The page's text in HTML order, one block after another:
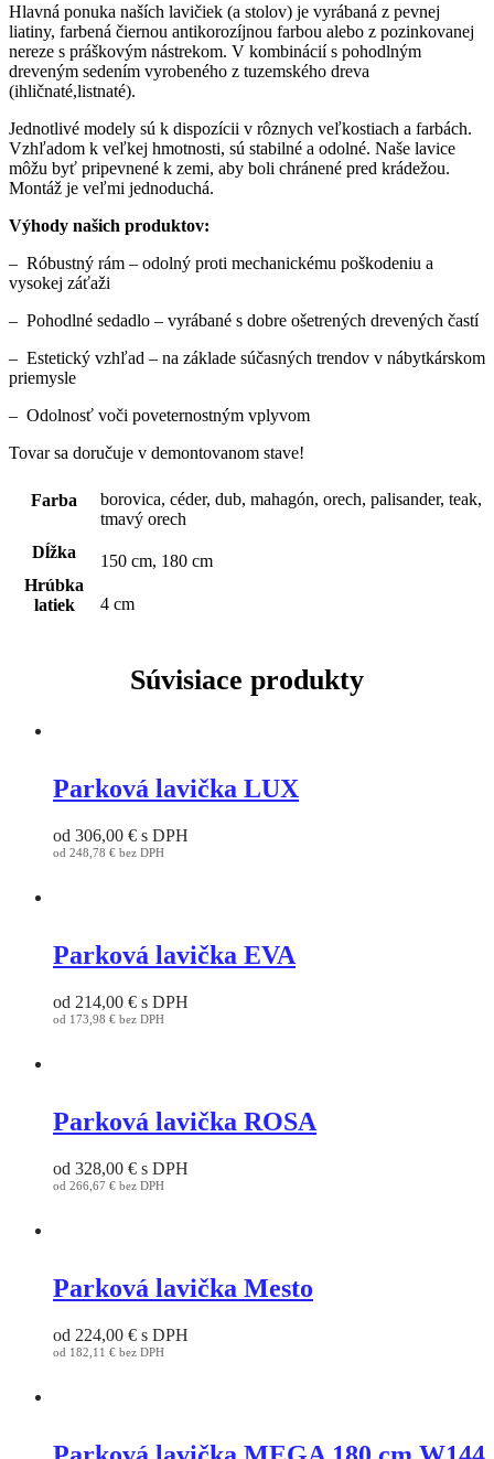
Hlavná ponuka naších lavičiek (a stolov) je vyrábaná z pevnej
liatiny, farbená čiernou antikorozíjnou farbou alebo z pozinkovanej
nereze s práškovým nástrekom. V kombinácií s pohodlným
dreveným sedením vyrobeného z tuzemského dreva
(ihličnaté,listnaté).
Jednotlivé modely sú k dispozícii v rôznych veľkostiach a farbách.
Vzhľadom k veľkej hmotnosti, sú stabilné a odolné. Naše lavice
môžu byť pripevnené k zemi, aby boli chránené pred krádežou.
Montáž je veľmi jednoduchá.
Výhody našich produktov:
– Róbustný rám – odolný proti mechanickému poškodeniu a
vysokej záťaži
– Pohodlné sedadlo – vyrábané s dobre ošetrených drevených častí
– Estetický vzhľad – na základe súčasných trendov v nábytkárskom
priemysle
– Odolnosť voči poveternostným vplyvom
Tovar sa doručuje v demontovanom stave!
Farba
borovica, céder, dub, mahagón, orech, palisander, teak,
tmavý orech
Dĺžka
150 cm, 180 cm
Hrúbka
latiek
4 cm
Súvisiace produkty
Parková lavička LUX
od 306,00 € s DPH
od 248,78 € bez DPH
variants.
The
may
be
page
Parková lavička EVA
od 214,00 € s DPH
od 173,98 € bez DPH
variants.
The
may
be
page
Parková lavička ROSA
od 328,00 € s DPH
od 266,67 € bez DPH
variants.
The
may
be
Parková lavička Mesto
od 224,00 € s DPH
od 182,11 € bez DPH
variants.